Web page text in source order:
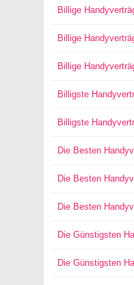
Billige
Billige
Billige
Billigste
Billigste
Die Besten
Die Besten
Die Besten
Die Günstigsten
Die Günstigsten